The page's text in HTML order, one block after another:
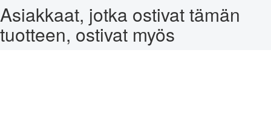
Asiakkaat, jotka ostivat tämän
tuotteen, ostivat myös